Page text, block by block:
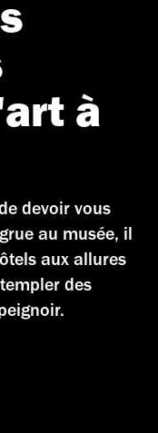
à
devoir vous
au musée, il
aux allures
des